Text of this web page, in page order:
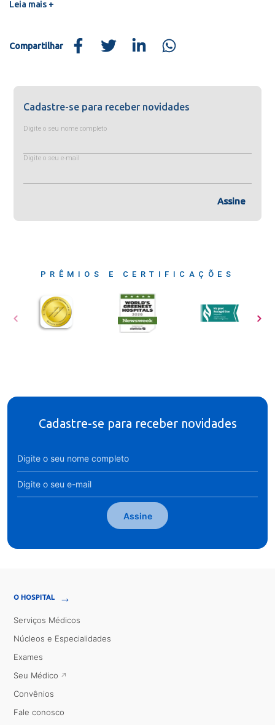
Leia mais +
Compartilhar
Cadastre-se para receber novidades
Digite o seu nome completo
Digite o seu e-mail
Assine
PRÊMIOS E CERTIFICAÇÕES
Cadastre-se para receber novidades
Assine
O HOSPITAL →
Serviços Médicos
Núcleos e Especialidades
Exames
Seu Médico
Convênios
Fale conosco